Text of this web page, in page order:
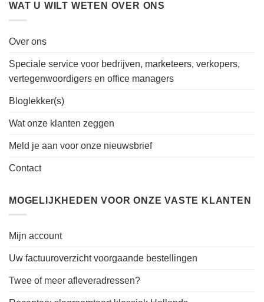
WAT U WILT WETEN OVER ONS
Over ons
Speciale service voor bedrijven, marketeers, verkopers,
vertegenwoordigers en office managers
Bloglekker(s)
Wat onze klanten zeggen
Meld je aan voor onze nieuwsbrief
Contact
MOGELIJKHEDEN VOOR ONZE VASTE KLANTEN
Mijn account
Uw factuuroverzicht voorgaande bestellingen
Twee of meer afleveradressen?